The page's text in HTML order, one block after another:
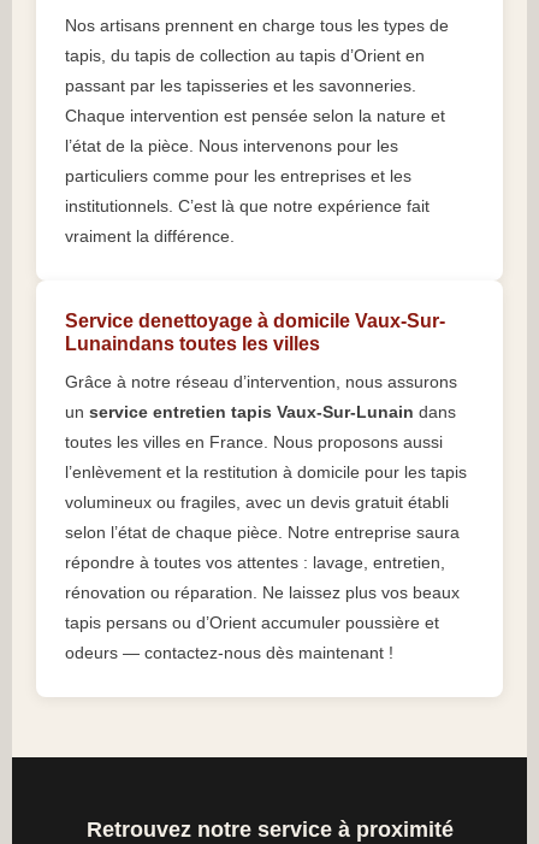
Nos artisans prennent en charge tous les types de
tapis, du tapis de collection au tapis d’Orient en
passant par les tapisseries et les savonneries.
Chaque intervention est pensée selon la nature et
l’état de la pièce. Nous intervenons pour les
particuliers comme pour les entreprises et les
institutionnels. C’est là que notre expérience fait
vraiment la différence.
Service denettoyage à domicile Vaux-Sur-
Lunaindans toutes les villes
Grâce à notre réseau d’intervention, nous assurons
un service entretien tapis Vaux-Sur-Lunain dans
toutes les villes en France. Nous proposons aussi
l’enlèvement et la restitution à domicile pour les tapis
volumineux ou fragiles, avec un devis gratuit établi
selon l’état de chaque pièce. Notre entreprise saura
répondre à toutes vos attentes : lavage, entretien,
rénovation ou réparation. Ne laissez plus vos beaux
tapis persans ou d’Orient accumuler poussière et
odeurs — contactez-nous dès maintenant !
Retrouvez notre service à proximité